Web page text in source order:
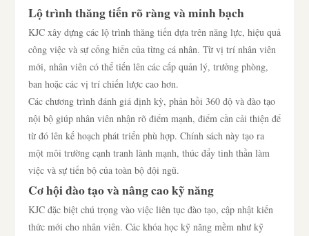
Lộ trình thăng tiến rõ ràng và minh bạch
KJC xây dựng các lộ trình thăng tiến dựa trên năng lực, hiệu quả
công việc và sự cống hiến của từng cá nhân. Từ vị trí nhân viên
mới, nhân viên có thể tiến lên các cấp quản lý, trưởng phòng,
ban hoặc các vị trí chiến lược cao hơn.
Các chương trình đánh giá định kỳ, phản hồi 360 độ và đào tạo
nội bộ giúp nhân viên nhận rõ điểm mạnh, điểm cần cải thiện để
từ đó lên kế hoạch phát triển phù hợp. Chính sách này tạo ra
một môi trường cạnh tranh lành mạnh, thúc đẩy tinh thần làm
việc và sự tiến bộ của toàn bộ đội ngũ.
Cơ hội đào tạo và nâng cao kỹ năng
KJC đặc biệt chú trọng vào việc liên tục đào tạo, cập nhật kiến
thức mới cho nhân viên. Các khóa học kỹ năng mềm như kỹ